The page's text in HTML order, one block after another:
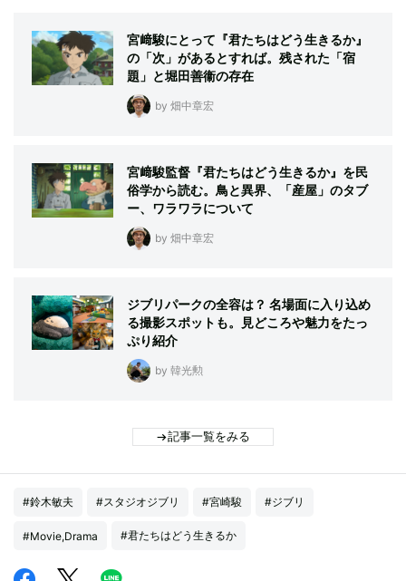
宮﨑駿にとって『君たちはどう生きるか』
の「次」があるとすれば。残された「宿
題」と堀田善衞の存在
by 畑中章宏
宮﨑駿監督『君たちはどう生きるか』を民
俗学から読む。鳥と異界、「産屋」のタブ
ー、ワラワラについて
by 畑中章宏
ジブリパークの全容は？ 名場面に入り込め
る撮影スポットも。見どころや魅力をたっ
ぷり紹介
by 韓光勲
記事一覧をみる
#鈴木敏夫 #スタジオジブリ #宮崎駿 #ジブリ
#Movie,Drama #君たちはどう生きるか